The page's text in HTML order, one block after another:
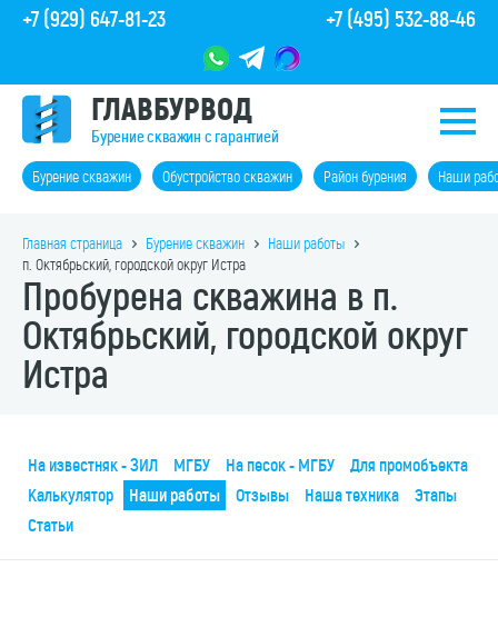
ГЛАВБУРВОД
Бурение скважин с гарантией
+7 (495) 532-88-46
+7 (929) 647-81-23
Бурение скважин Обустройство скважин Район бурения Наши
Главная страница Бурение скважин
Наши работы
п. Октябрьский, городской округ Истра
Пробурена скважина в п.
Октябрьский, городской округ
Истра
На известняк - ЗИЛ МГБУ На песок - МГБУ
Для промобъекта
Калькулятор
Наши работы Отзывы Наша техника
Этапы
Статьи